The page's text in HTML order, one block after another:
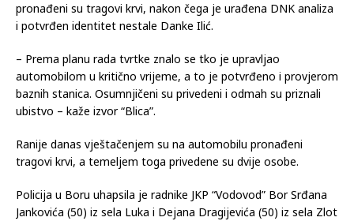
pronađeni su tragovi krvi, nakon čega je urađena DNK analiza
i potvrđen identitet nestale Danke Ilić.
– Prema planu rada tvrtke znalo se tko je upravljao
automobilom u kritično vrijeme, a to je potvrđeno i provjerom
baznih stanica. Osumnjičeni su privedeni i odmah su priznali
ubistvo – kaže izvor “Blica”.
Ranije danas vještačenjem su na automobilu pronađeni
tragovi krvi, a temeljem toga privedene su dvije osobe.
Policija u Boru uhapsila je radnike JKP “Vodovod” Bor Srđana
Jankovića (50) iz sela Luka i Dejana Dragijevića (50) iz sela Zlot